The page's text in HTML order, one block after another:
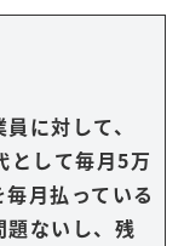
に対して、
として毎月5万
月払っている
題ないし、残